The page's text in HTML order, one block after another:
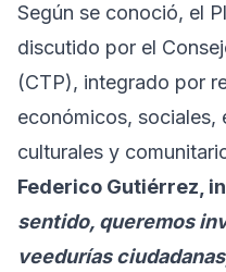
Según se conoció, el
discutido por el
(CTP), integrado por
económicos,
culturales y
Federico Gutiérrez,
sentido, queremos
veedurías